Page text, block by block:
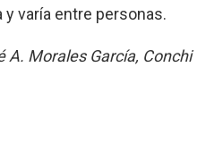
varía entre personas.
A. Morales García, Conchi